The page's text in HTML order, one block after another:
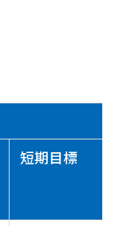
短期目標